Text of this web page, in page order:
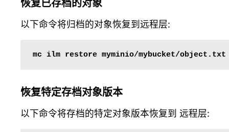
恢复已存档的对象
以下命令将归档的对象恢复到远程层:
mc ilm restore
恢复特定存档对象版本
以下命令将存档的特定对象版本恢复到 远程层: